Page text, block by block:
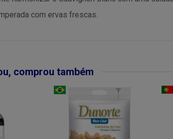
com ervas frescas.
comprou também